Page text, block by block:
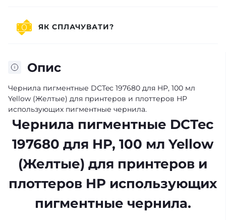
Опис
Чернила пигментные DCTec 197680 для HP, 100 мл
Yellow (Желтые) для принтеров и плоттеров HP
использующих пигментные чернила.
Чернила пигментные DCTec
197680 для HP, 100 мл Yellow
(Желтые) для принтеров и
плоттеров HP использующих
пигментные чернила.
ЯК СПЛАЧУВАТИ?